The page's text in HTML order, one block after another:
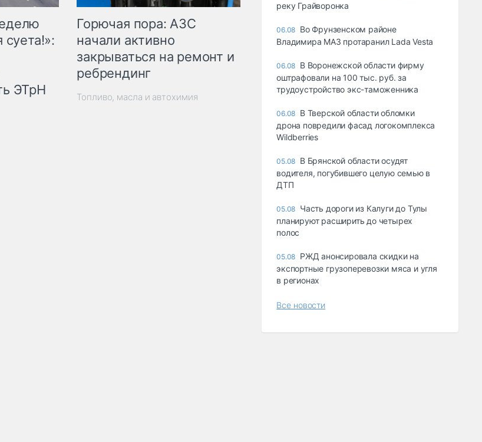
суета!»:
ЭТрН
Горючая пора: АЗС
начали активно
закрываться на ремонт и
ребрендинг
Топливо, масла и автохимия
реку Грайворонка
06.08 Во Фрунзенском районе
Владимира МАЗ протаранил Lada Vesta
06.08 В Воронежской области фирму
оштрафовали на 100 тыс. руб. за
трудоустройство экс-таможенника
06.08 В Тверской области обломки
дрона повредили фасад логокомплекса
Wildberries
05.08 В Брянской области осудят
водителя, погубившего целую семью в
ДТП
05.08 Часть дороги из Калуги до Тулы
планируют расширить до четырех
полос
05.08 РЖД анонсировала скидки на
экспортные грузоперевозки мяса и угля
в регионах
Все новости